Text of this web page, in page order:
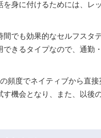
身に付けるためには、レ
でも効果的なセルフスタ
きるタイプなので、通勤
頻度でネイティブから直
機会となり、また、以後